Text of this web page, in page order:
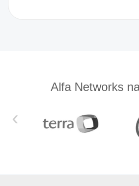
Alfa Networks
‹